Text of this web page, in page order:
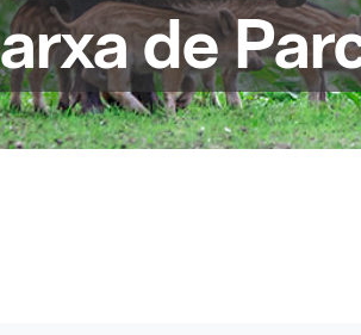
de